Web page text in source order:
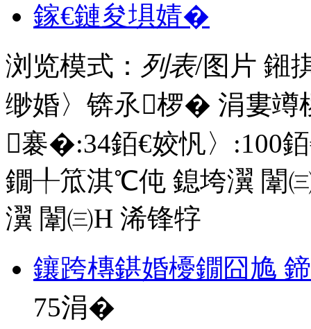
鎵€鏈夋埧婧�
浏览模式： 列表/图片 鎺
缈婚〉锛氶椤� 涓婁
褰�:34銆€姣忛〉:100
鐗╀笟淇℃伅 鎴垮瀷 闈
瀷 闈㈢Н 浠锋牸
鑲跨槫鍖婚櫌鐗囧尯
75涓�